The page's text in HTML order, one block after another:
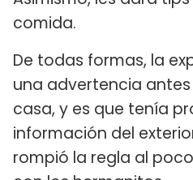
comida.
De todas formas, la
una advertencia
casa, y es que tenía
información del
rompió la regla al